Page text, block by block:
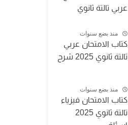
عربي تالتة ثانوي
منذ بضع سنوات
كتاب الامتحان عربي
تالتة ثانوي 2025 شرح
منذ بضع سنوات
كتاب الامتحان فيزياء
تالتة ثانوي 2025